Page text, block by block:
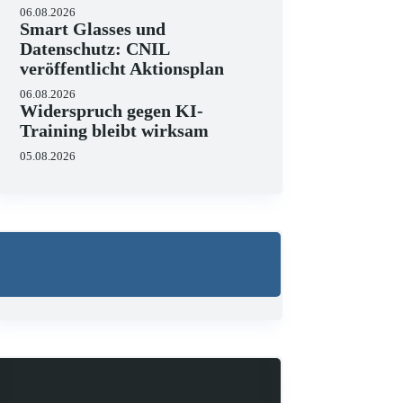
06.08.2026
Smart Glasses und
Datenschutz: CNIL
veröffentlicht Aktionsplan
06.08.2026
Widerspruch gegen KI-
Training bleibt wirksam
05.08.2026